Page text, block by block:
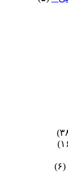
(۶)